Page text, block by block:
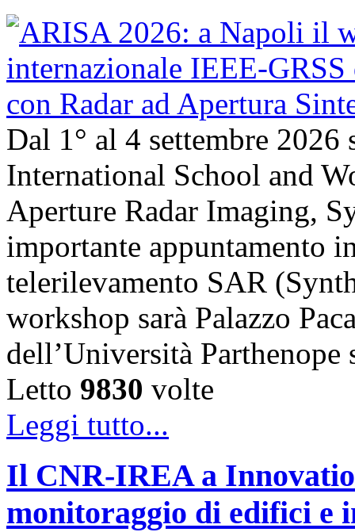
Dal 1° al 4 settembre
International School and
Aperture Radar Imaging,
importante appuntamento
telerilevamento SAR
workshop sarà Palazzo
dell’Università
Letto 9830 volte
Leggi tutto...
Il CNR-IREA a
monitoraggio di edifici e